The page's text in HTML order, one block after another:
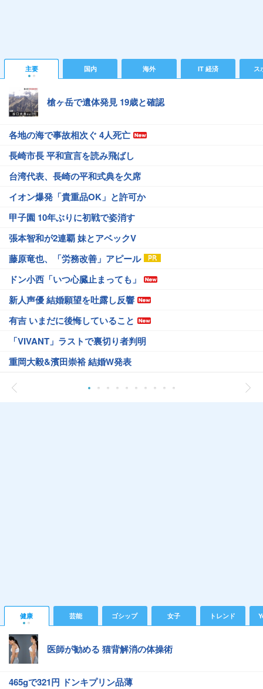
主要 国内 海外 IT 経済 ス
槍ヶ岳で遺体発見 19歳と確認
各地の海で事故相次ぐ 4人死亡
長崎市長 平和宣言を読み飛ばし
台湾代表、長崎の平和式典を欠席
イオン爆発「貴重品OK」と許可か
甲子園 10年ぶりに初戦で姿消す
張本智和が2連覇 妹とアベックV
藤原竜也、「労務改善」アピール
ドン小西「いつ心臓止まっても」
新人声優 結婚願望を吐露し反響
有吉 いまだに後悔していること
「VIVANT」ラストで裏切り者判明
重岡大毅&濱田崇裕 結婚W発表
健康 芸能 ゴシップ 女子 トレンド
医師が勧める 猫背解消の体操術
465gで321円 ドンキプリン品薄